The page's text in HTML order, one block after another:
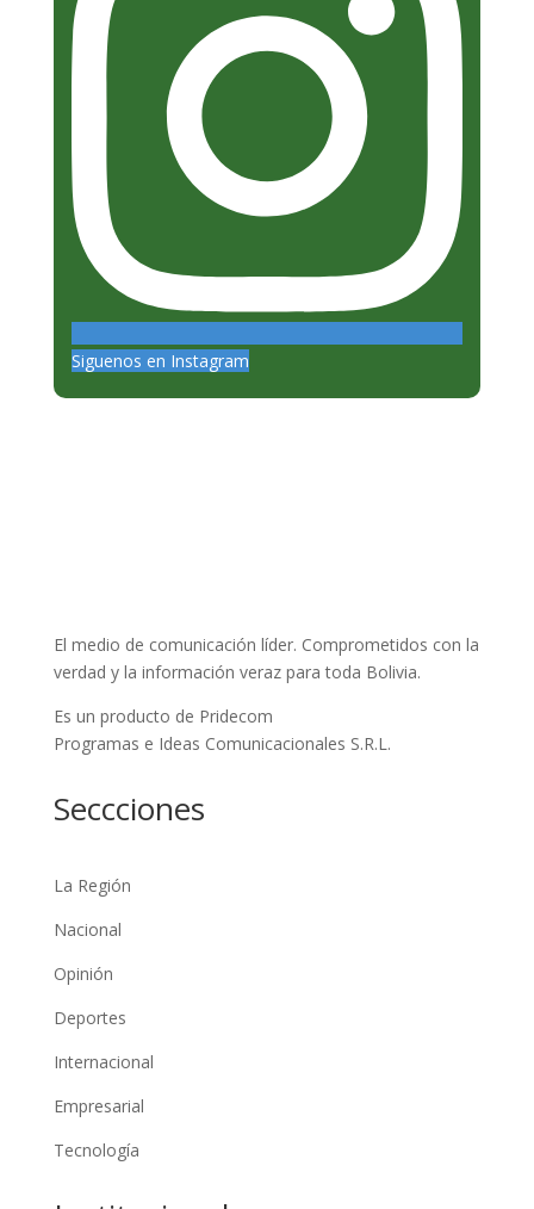
Siguenos en Instagram
El medio de comunicación líder. Comprometidos con la
verdad y la información veraz para toda Bolivia.
Es un producto de Pridecom
Programas e Ideas Comunicacionales S.R.L.
Seccciones
La Región
Nacional
Opinión
Deportes
Internacional
Empresarial
Tecnología